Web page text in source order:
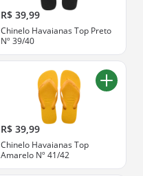
R$ 39,99
Chinelo Havaianas Top Preto
Nº 39/40
R$ 39,99
Chinelo Havaianas Top
Amarelo Nº 41/42